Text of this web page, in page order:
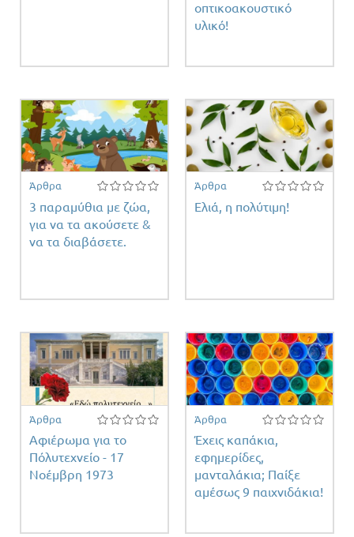
οπτικοακουστικό
υλικό!
Άρθρα
3 παραμύθια με ζώα,
για να τα ακούσετε &
να τα διαβάσετε.
Άρθρα
Ελιά, η πολύτιμη!
Άρθρα
Αφιέρωμα για το
Πόλυτεχνείο - 17
Νοέμβρη 1973
Άρθρα
Έχεις καπάκια,
εφημερίδες,
μανταλάκια; Παίξε
αμέσως 9 παιχνιδάκια!